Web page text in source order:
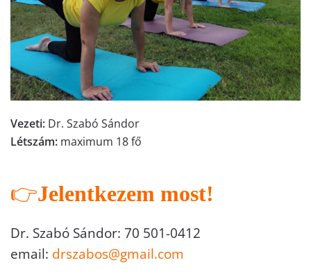
Vezeti: Dr. Szabó Sándor
Létszám: maximum 18 fő
👉Jelentkezem most!
Dr. Szabó Sándor: 70 501-0412
email: drszabos@gmail.com